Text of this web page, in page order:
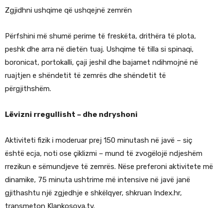
Zgjidhni ushqime që ushqejnë zemrën
Përfshini më shumë perime të freskëta, drithëra të plota,
peshk dhe arra në dietën tuaj. Ushqime të tilla si spinaqi,
boronicat, portokalli, çaji jeshil dhe bajamet ndihmojnë në
ruajtjen e shëndetit të zemrës dhe shëndetit të
përgjithshëm.
Lëvizni rregullisht – dhe ndryshoni
Aktiviteti fizik i moderuar prej 150 minutash në javë – siç
është ecja, noti ose çiklizmi – mund të zvogëlojë ndjeshëm
rrezikun e sëmundjeve të zemrës. Nëse preferoni aktivitete më
dinamike, 75 minuta ushtrime më intensive në javë janë
gjithashtu një zgjedhje e shkëlqyer, shkruan Index.hr,